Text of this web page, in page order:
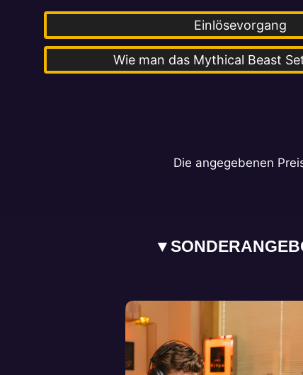
Einlösevorgang
Wie man das Mythical Beast
Die angegebenen
▼